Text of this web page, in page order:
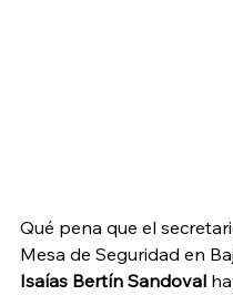
Qué pena que el
Mesa de Seguridad en
Isaías Bertín Sandoval